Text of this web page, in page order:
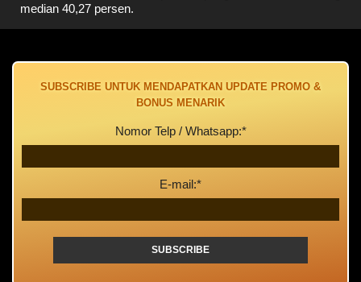
median 40,27 persen.
SUBSCRIBE UNTUK MENDAPATKAN UPDATE PROMO &
BONUS MENARIK
Nomor Telp / Whatsapp:*
E-mail:*